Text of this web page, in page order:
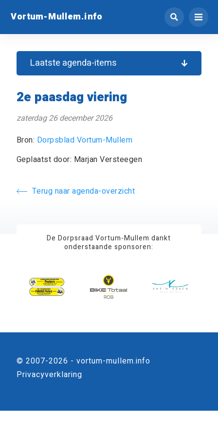
Vortum-Mullem.info
2e paasdag viering
zaterdag 26 december 2026
Bron: Dorpsblad Vortum-Mullem
Geplaatst door: Marjan Versteegen
Terug naar agenda-overzicht
Laatste agenda-items
De Dorpsraad Vortum-Mullem dankt
onderstaande sponsoren:
© 2007-2026 - vortum-mullem.info
Privacyverklaring